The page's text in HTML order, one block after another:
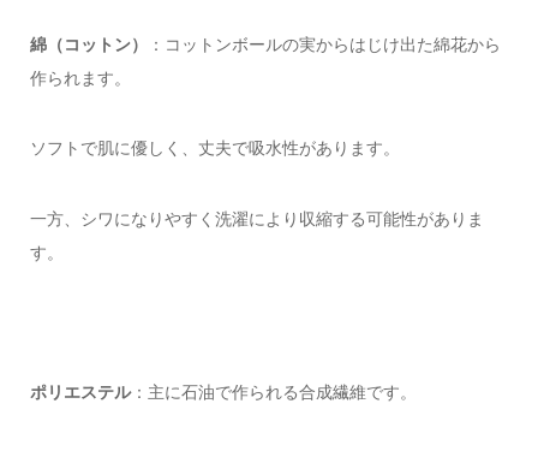
綿（コットン）
：コットンボールの実からはじけ出た綿花から
作られます。
ソフトで肌に優しく、丈夫で吸水性があります。
一方、シワになりやすく洗濯により収縮する可能性がありま
す。
ポリエステル：主に石油で作られる合成繊維です。